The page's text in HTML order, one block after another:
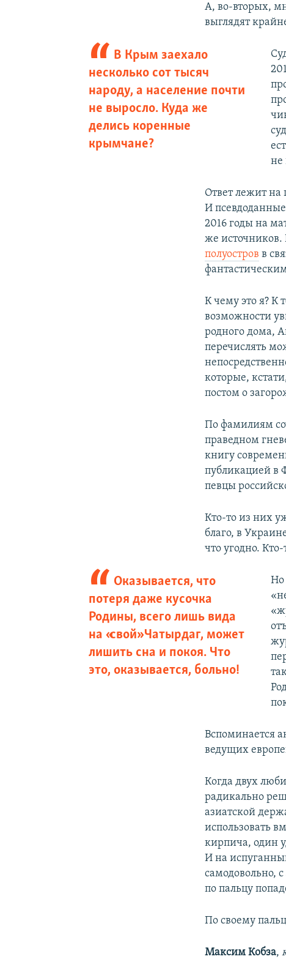
А, во-вторых,
выглядят
В Крым заехало
несколько сот тысяч
народу, а население почти
не выросло. Куда же
делись коренные
крымчане?
не
Ответ лежит на
И
2016 годы на
же
полуостров в
К чему это я?
возможности
родного дома,
перечислять
которые,
постом о
По фамилиям
праведном
книгу
публикацией в
певцы
Кто-то из них
благо, в
что угодно.
Оказывается, что
потеря даже кусочка
Родины, всего лишь вида
на «свой» Чатырдаг, может
лишить сна и покоя. Что
это, оказывается, больно!
Но
Вспоминается
ведущих
Когда двух
радикально
азиатской
использовать
кирпича, один
И на
самодовольно,
по пальцу
По своему
Максим Кобза,